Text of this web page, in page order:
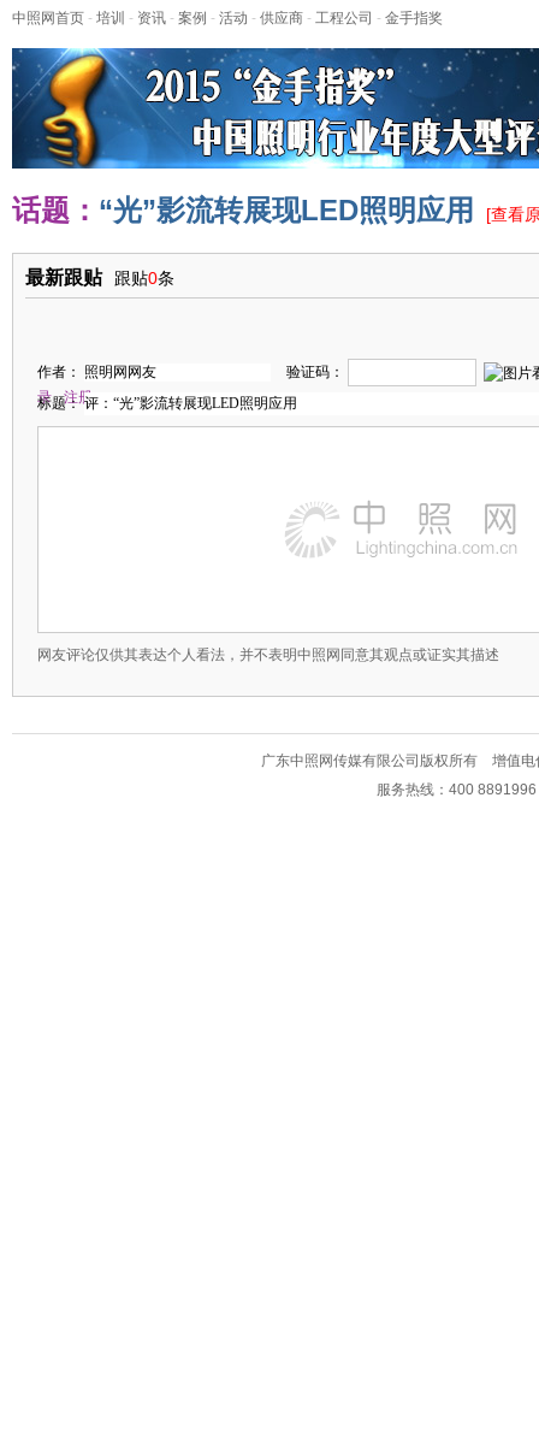
中照网首页 - 培训 - 资讯 - 案例 - 活动 - 供应商 - 工程公司 - 金手指奖
话题： “光”影流转展现LED照明应用 [查看
最新跟贴 跟贴0条
作者：
验证码：
录
注册
标题：
网友评论仅供其表达个人看法，并不表明中照网同意其观点或证实其描述
广东中照网传媒有限公司版权所有 增值
服务热线：400 8891996